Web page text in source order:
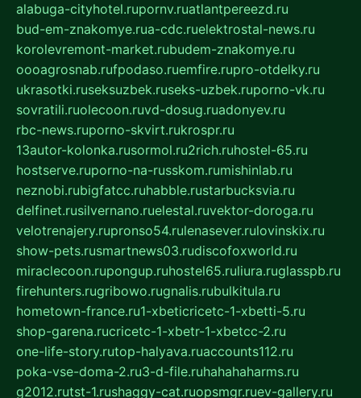
alabuga-cityhotel.rupornv.ruatlantpereezd.ru
bud-em-znakomye.rua-cdc.ruelektrostal-news.ru
korolevremont-market.rubudem-znakomye.ru
oooagrosnab.rufpodaso.ruemfire.rupro-otdelky.ru
ukrasotki.ruseksuzbek.ruseks-uzbek.ruporno-vk.ru
sovratili.ruolecoon.ruvd-dosug.ruadonyev.ru
rbc-news.ruporno-skvirt.rukrospr.ru
13autor-kolonka.rusormol.ru2rich.ruhostel-65.ru
hostserve.ruporno-na-russkom.rumishinlab.ru
neznobi.rubigfatcc.ruhabble.rustarbucksvia.ru
delfinet.rusilvernano.ruelestal.ruvektor-doroga.ru
velotrenajery.rupronso54.rulenasever.rulovinskix.ru
show-pets.rusmartnews03.rudiscofoxworld.ru
miraclecoon.rupongup.ruhostel65.ruliura.ruglasspb.ru
firehunters.rugribowo.rugnalis.rubulkitula.ru
hometown-france.ru1-xbeticricetc-1-xbetti-5.ru
shop-garena.rucricetc-1-xbetr-1-xbetcc-2.ru
one-life-story.rutop-halyava.ruaccounts112.ru
poka-vse-doma-2.ru3-d-file.ruhahahaharms.ru
g2012.rutst-1.rushaggy-cat.ruopsmgr.ruev-gallery.ru